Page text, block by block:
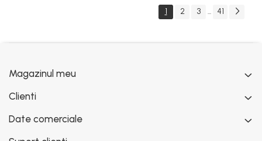
1 2 3 ... 41
Magazinul meu
Clienti
Date comerciale